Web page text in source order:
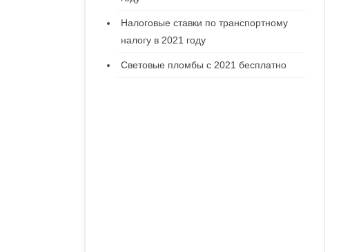
Налоговые ставки по транспортному
налогу в 2021 году
Световые пломбы с 2021 бесплатно